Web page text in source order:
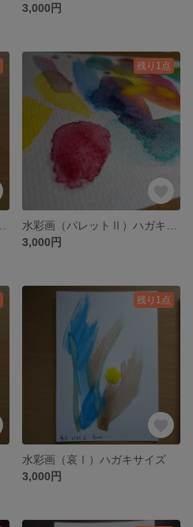
3,000円
残り1点
3,000円
残り1点
水彩画（哀Ⅰ）ハガキサイズ
3,000円